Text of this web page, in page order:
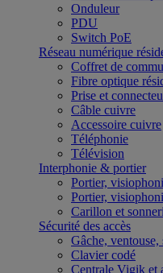
Onduleur
PDU
Switch PoE
Réseau numérique
Coffret de
Fibre optique
Prise et
Câble cuivre
Accessoire cuivre
Téléphonie
Télévision
Interphonie & portier
Portier,
Portier,
Carillon et
Sécurité des accès
Gâche, ventouse,
Clavier codé
Centrale Vigik et